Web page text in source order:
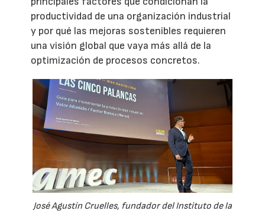
productividad de una organización industrial
y por qué las mejoras sostenibles requieren
una visión global que vaya más allá de la
optimización de procesos concretos.
José Agustín Cruelles, fundador del Instituto de la